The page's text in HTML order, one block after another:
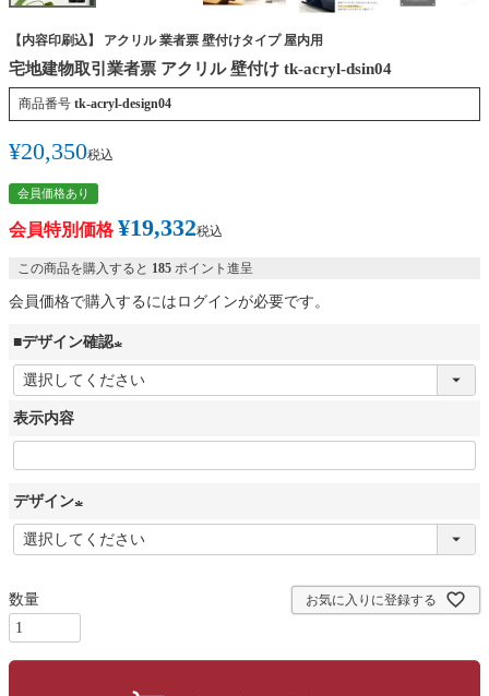
【内容印刷込】 アクリル 業者票 壁付けタイプ 屋内用
宅地建物取引業者票 アクリル 壁付け tk-acryl-dsin04
商品番号 tk-acryl-design04
¥20,350税込
会員価格あり
会員特別価格 ¥19,332税込
この商品を購入すると 185 ポイント進呈
会員価格で購入するにはログインが必要です。
■デザイン確認
(
表示内容
デザイン
(
)
お気に入りに登録する